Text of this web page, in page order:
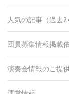
人気の記事（過去
団員募集情報掲載
演奏会情報のご提